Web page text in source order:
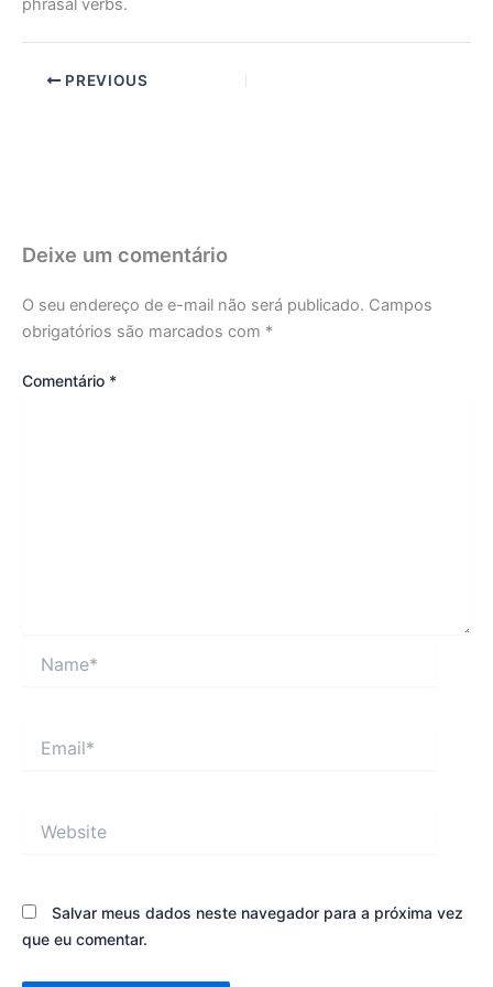
phrasal verbs.
PREVIOUS
Deixe um comentário
O seu endereço de e-mail não será publicado. Campos
obrigatórios são marcados com *
Comentário *
Salvar meus dados neste navegador para a próxima vez
que eu comentar.